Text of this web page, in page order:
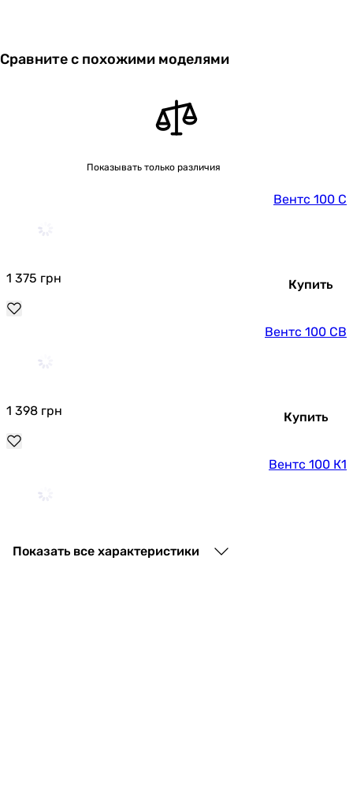
Сравните с похожими моделями
Показывать только различия
Вентс 100 С
1 375 грн Купить
Вентс 100 СВ
1 398 грн Купить
Вентс 100 К1
1 307
Показать все характеристики